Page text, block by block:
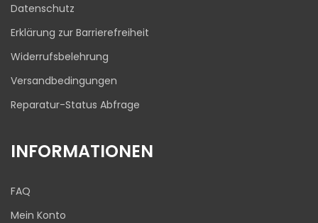
Datenschutz
Erklärung zur Barrierefreiheit
Widerrufsbelehrung
Versandbedingungen
Reparatur-Status Abfrage
INFORMATIONEN
FAQ
Mein Konto